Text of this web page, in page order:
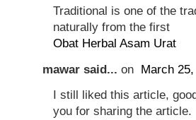
Traditional is one of the
naturally from the first
Obat Herbal Asam Urat
mawar said... on March
I still liked this article,
you for sharing the article.